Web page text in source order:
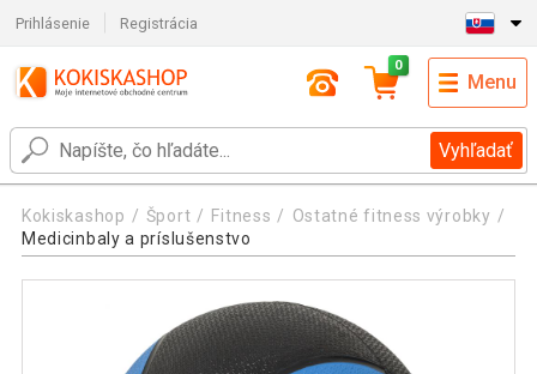
Prihlásenie Registrácia
Vyhľadať
0
Menu
Kokiskashop Šport Fitness
Ostatné fitness výrobky
Medicinbaly a príslušenstvo